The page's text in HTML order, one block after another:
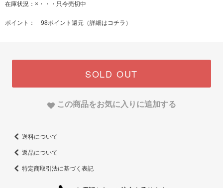
在庫状況：×・・・只今売切中
ポイント： 98ポイント還元（詳細はコチラ ）
SOLD OUT
この商品をお気に入りに追加する
送料について
返品について
特定商取引法に基づく表記